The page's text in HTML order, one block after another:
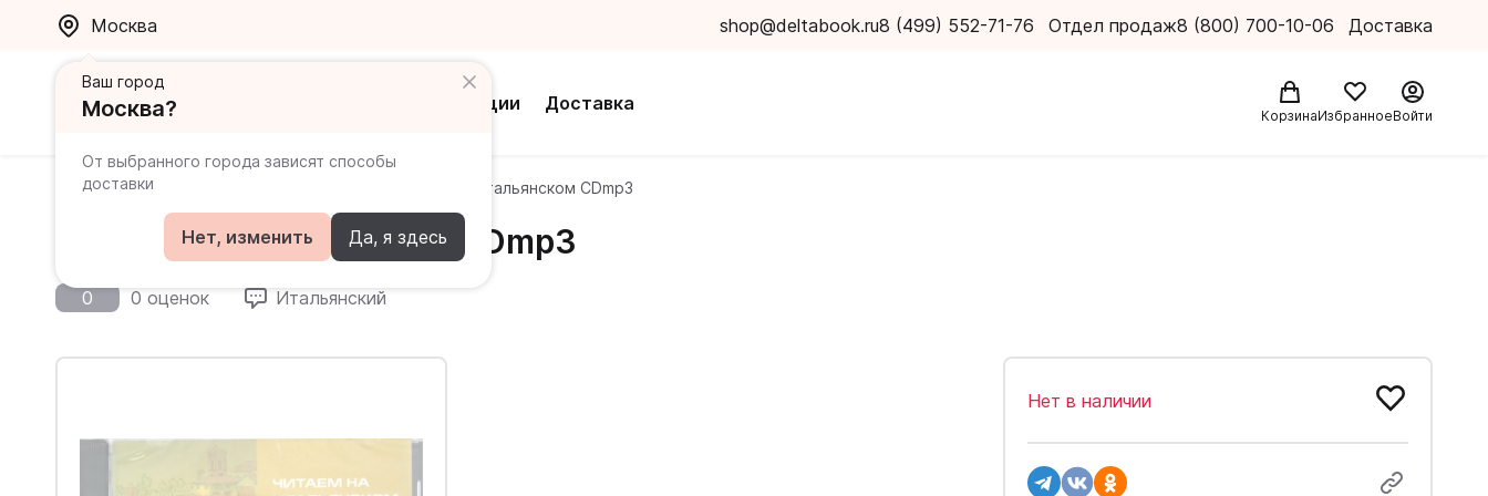
Москва shop@deltabook.ru8 (499) 552-71-76 Отдел продаж8 (800) 700-10-06 Доставка
Акции Доставка
КорзинаИзбранноеВойти
Ваш город
Москва?
От выбранного города зависят способы
доставки
Нет, изменить Да, я здесь
Главная Каталог Читаем на итальянском CDmp3
Читаем на итальянском CDmp3
0 0 оценок Итальянский
Нет в наличии